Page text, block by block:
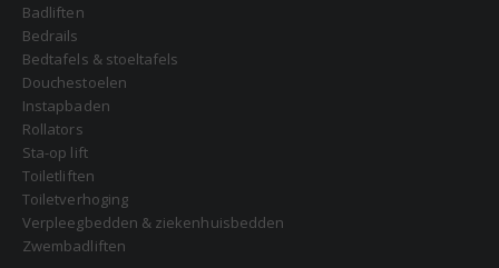
Badliften
Bedrails
Bedtafels & stoeltafels
Douchestoelen
Instapbaden
Rollators
Sta-op lift
Toiletliften
Toiletverhoging
Verpleegbedden & ziekenhuisbedden
Zwembadliften